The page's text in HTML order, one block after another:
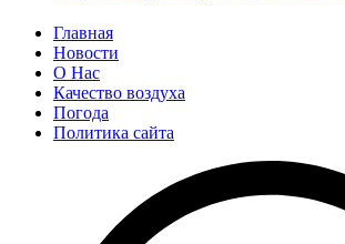
Главная
Новости
О Нас
Качество воздуха
Погода
Политика сайта